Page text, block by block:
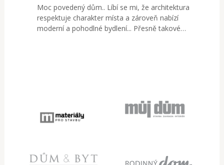
Moc povedený dům.. Líbí se mi, že architektura
respektuje charakter místa a zároveň nabízí
moderní a pohodlné bydlení... Přesně takové…